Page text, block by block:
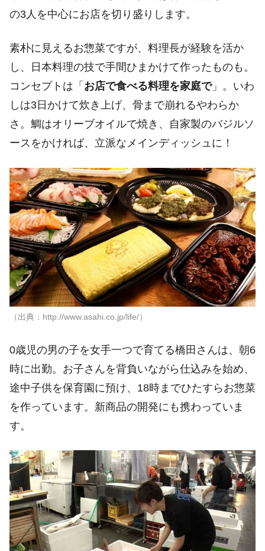
の3人を中心にお店を切り盛りします。
素朴に見えるお惣菜ですが、料理長が経験を活か
し、日本料理の技で手間ひまかけて作ったものも。
コンセプトは「 お店で食べる料理を家庭で」。いわ
しは3日かけて炊き上げ、骨まで崩れるやわらか
さ。鯛はオリーブオイルで焼き、自家製のバジルソ
ースをかければ、立派なメインディッシュに！
（出典：http://www.asahi.co.jp/life/）
0歳児の男の子を女手一つで育てる橋田さんは、朝6
時に出勤。お子さんを背負いながら仕込みを始め、
途中子供を保育園に預け、18時までひたすらお惣菜
を作っています。新商品の開発にも携わっていま
す。